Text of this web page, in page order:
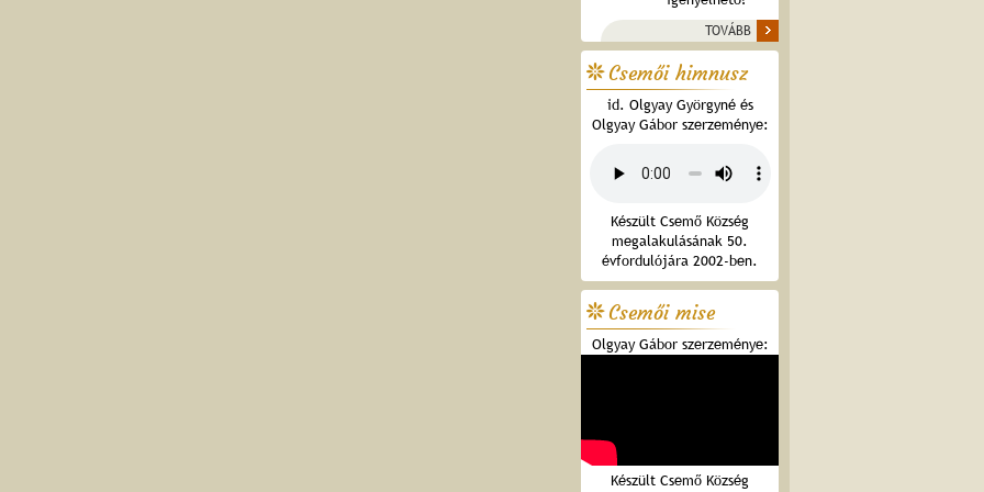
TOVÁBB
Csemői himnusz
id. Olgyay Györgyné és
Olgyay Gábor szerzeménye:
Készült Csemő Község
megalakulásának 50.
évfordulójára 2002-ben.
Csemői mise
Olgyay Gábor szerzeménye:
Készült Csemő Község